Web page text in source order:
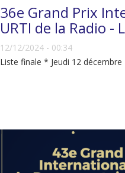
36e Grand Prix
URTI de la Radio -
12/12/2024 - 00:34
Liste finale * Jeudi 12 décembre